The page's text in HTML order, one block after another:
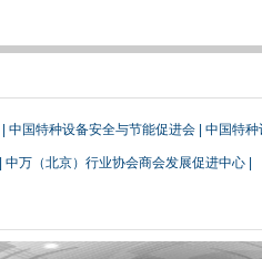
中国特种设备安全与节能促进会 中国特种
中万（北京）行业协会商会发展促进中心